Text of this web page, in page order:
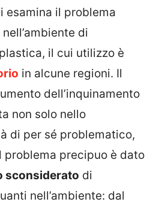
esamina il problema
di
il cui utilizzo è
in alcune regioni. Il
dell’inquinamento
non solo nello
di per sé problematico,
problema precipuo è dato
sconsiderato di
nell’ambiente: dal